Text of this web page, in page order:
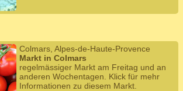
Colmars, Alpes-de-Haute-Provence
Markt in Colmars
regelmässiger Markt am Freitag und an
anderen Wochentagen. Klick für mehr
Informationen zu diesem Markt.